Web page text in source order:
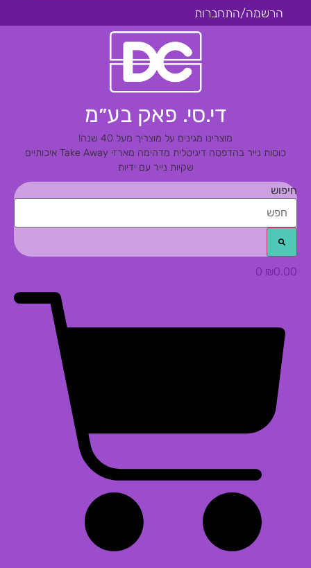
הרשמה/התחברות
די.סי. פאק בע״מ
מוצרינו מגינים על מוצריך מעל 40 שנה!
כוסות נייר בהדפסה דיגיטלית מדהימהמארזי Take Away איכותיים
שקיות נייר עם ידיות
חיפוש
₪0.00
0